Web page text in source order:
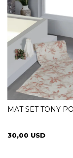
MAT SET TONY
30,00 USD